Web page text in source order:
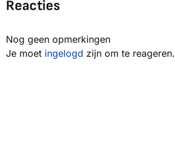
Reacties
Nog geen opmerkingen
Je moet ingelogd zijn om te reageren.